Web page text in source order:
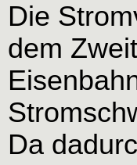
Die
dem
Da